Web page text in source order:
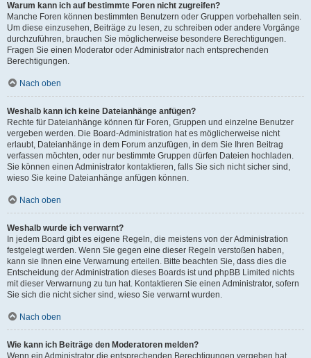
Warum kann ich auf bestimmte Foren nicht zugreifen?
Manche Foren können bestimmten Benutzern oder Gruppen vorbehalten sein.
Um diese einzusehen, Beiträge zu lesen, zu schreiben oder andere Vorgänge
durchzuführen, brauchen Sie möglicherweise besondere Berechtigungen.
Fragen Sie einen Moderator oder Administrator nach entsprechenden
Berechtigungen.
Nach oben
Weshalb kann ich keine Dateianhänge anfügen?
Rechte für Dateianhänge können für Foren, Gruppen und einzelne Benutzer
vergeben werden. Die Board-Administration hat es möglicherweise nicht
erlaubt, Dateianhänge in dem Forum anzufügen, in dem Sie Ihren Beitrag
verfassen möchten, oder nur bestimmte Gruppen dürfen Dateien hochladen.
Sie können einen Administrator kontaktieren, falls Sie sich nicht sicher sind,
wieso Sie keine Dateianhänge anfügen können.
Nach oben
Weshalb wurde ich verwarnt?
In jedem Board gibt es eigene Regeln, die meistens von der Administration
festgelegt werden. Wenn Sie gegen eine dieser Regeln verstoßen haben,
kann sie Ihnen eine Verwarnung erteilen. Bitte beachten Sie, dass dies die
Entscheidung der Administration dieses Boards ist und phpBB Limited nichts
mit dieser Verwarnung zu tun hat. Kontaktieren Sie einen Administrator, sofern
Sie sich die nicht sicher sind, wieso Sie verwarnt wurden.
Nach oben
Wie kann ich Beiträge den Moderatoren melden?
Wenn ein Administrator die entsprechenden Berechtigungen vergeben hat,